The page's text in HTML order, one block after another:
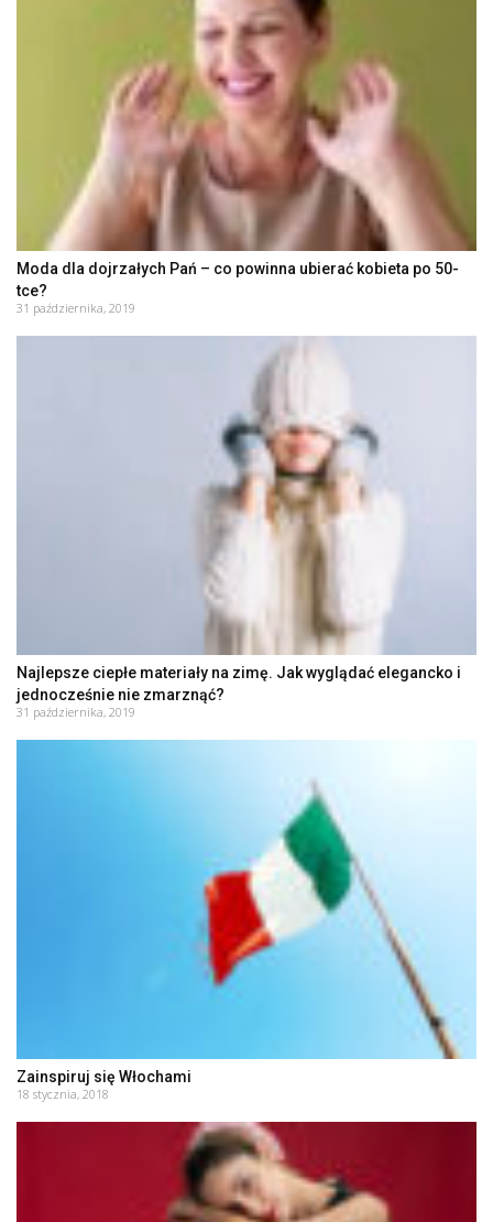
Moda dla dojrzałych Pań – co powinna ubierać kobieta po 50-
tce?
31 października, 2019
Najlepsze ciepłe materiały na zimę. Jak wyglądać elegancko i
jednocześnie nie zmarznąć?
31 października, 2019
Zainspiruj się Włochami
18 stycznia, 2018